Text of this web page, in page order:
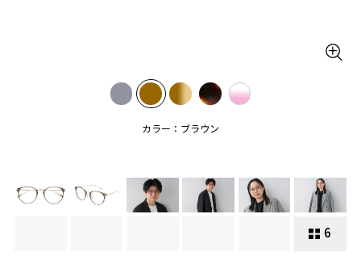
カラー：ブラウン
6